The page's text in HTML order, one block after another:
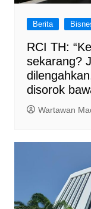
Berita
RCI TH:
sekarang?
disorok
Wartawan